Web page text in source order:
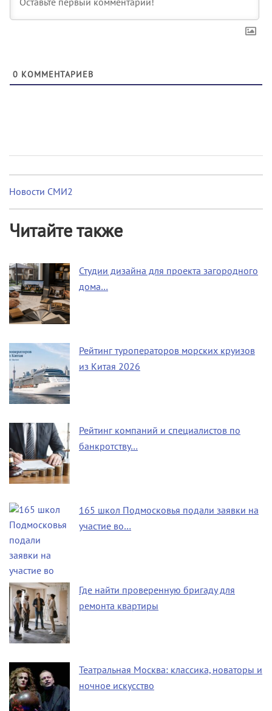
0 КОММЕНТАРИЕВ
Новости СМИ2
Читайте также
Студии дизайна для проекта загородного
дома…
Рейтинг туроператоров морских круизов
из Китая 2026
Рейтинг компаний и специалистов по
банкротству…
165 школ Подмосковья подали заявки на
участие во…
Где найти проверенную бригаду для
ремонта квартиры
Театральная Москва: классика, новаторы и
ночное искусство